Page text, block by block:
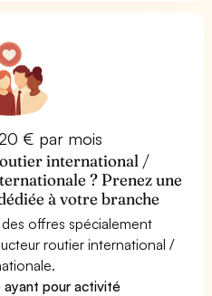
€ par mois
international /
? Prenez une
à votre branche
offres spécialement
routier international /
ayant pour activité